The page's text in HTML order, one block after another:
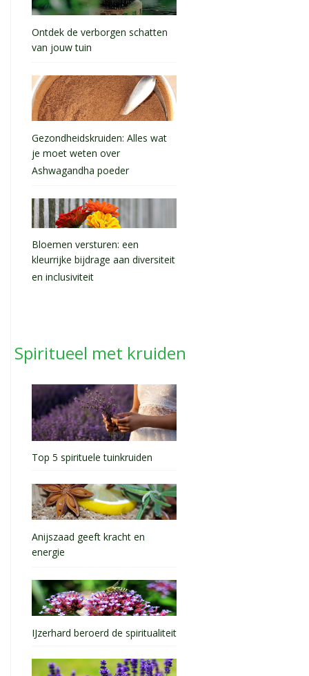
Ontdek de verborgen schatten
van jouw tuin
Gezondheidskruiden: Alles wat
je moet weten over
Ashwagandha poeder
Bloemen versturen: een
kleurrijke bijdrage aan diversiteit
en inclusiviteit
Spiritueel met kruiden
Top 5 spirituele tuinkruiden
Anijszaad geeft kracht en
energie
IJzerhard beroerd de spiritualiteit